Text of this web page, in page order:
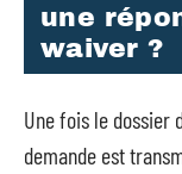
une
waiver ?
Une fois le dossier
demande est